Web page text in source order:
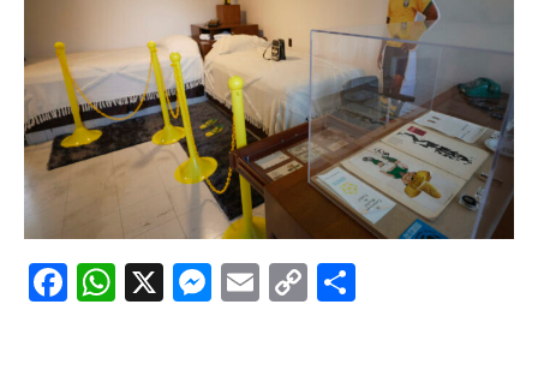
F W X M E C